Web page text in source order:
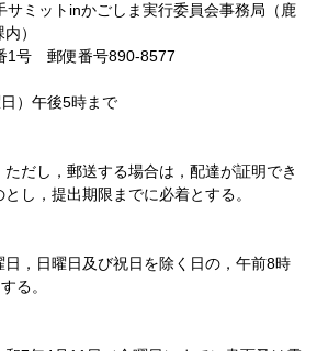
サミットinかごしま実行委員会事務局（鹿
）
1号 郵便番号890-8577
）午後5時まで
ただし，郵送する場合は，配達が証明でき
し，提出期限までに必着とする。
日，日曜日及び祝日を除く日の，午前8時
る。